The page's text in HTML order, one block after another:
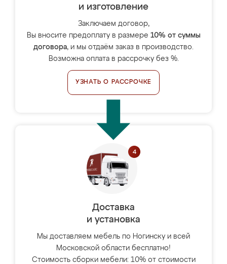
и изготовление
Заключаем договор,
Вы вносите предоплату в размере 10% от суммы
договора, и мы отдаём заказ в производство.
Возможна оплата в рассрочку без %.
УЗНАТЬ О РАССРОЧКЕ
Доставка
и установка
Мы доставляем мебель по Ногинску и всей
Московской области бесплатно!
Стоимость сборки мебели: 10% от стоимости